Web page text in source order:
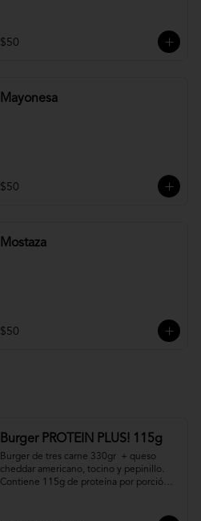
$50
Mayonesa
$50
Mostaza
$50
Burger PROTEIN PLUS! 115g
Burger de tres carne 330gr  + queso
cheddar americano, tocino y pepinillo.
Contiene 115g de proteína por porción.